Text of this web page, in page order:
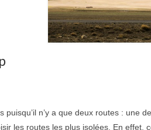
n’y a que deux routes : une
les routes les plus isolées. En effet,